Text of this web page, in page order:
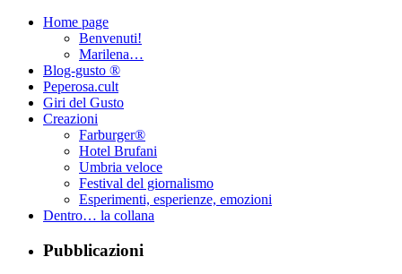
Home page
Benvenuti!
Marilena…
Blog-gusto ®
Peperosa.cult
Giri del Gusto
Creazioni
Farburger®
Hotel Brufani
Umbria veloce
Festival del giornalismo
Esperimenti, esperienze, emozioni
Dentro… la collana
Pubblicazioni